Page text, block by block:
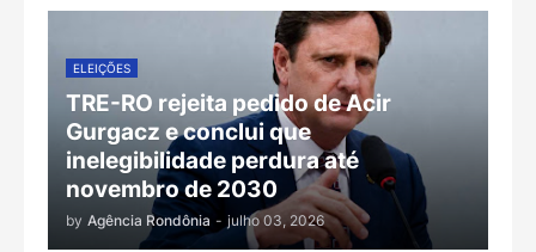
ELEIÇÕES
TRE-RO rejeita pedido de Acir
Gurgacz e conclui que
inelegibilidade perdura até
novembro de 2030
by Agência Rondônia - julho 03, 2026